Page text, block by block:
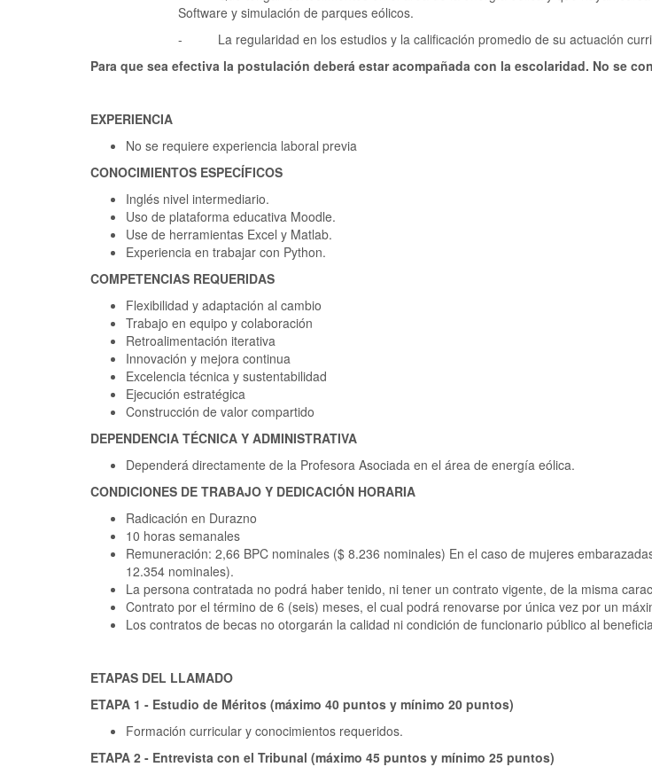
Software y simulación de parques eólicos.
- La regularidad en los estudios y la calificación promedio de su actuación
Para que sea efectiva la postulación deberá estar acompañada con la escolaridad. No se
EXPERIENCIA
No se requiere experiencia laboral previa
CONOCIMIENTOS ESPECÍFICOS
Inglés nivel intermediario.
Uso de plataforma educativa Moodle.
Use de herramientas Excel y Matlab.
Experiencia en trabajar con Python.
COMPETENCIAS REQUERIDAS
Flexibilidad y adaptación al cambio
Trabajo en equipo y colaboración
Retroalimentación iterativa
Innovación y mejora continua
Excelencia técnica y sustentabilidad
Ejecución estratégica
Construcción de valor compartido
DEPENDENCIA TÉCNICA Y ADMINISTRATIVA
Dependerá directamente de la Profesora Asociada en el área de energía eólica.
CONDICIONES DE TRABAJO Y DEDICACIÓN HORARIA
Radicación en Durazno
10 horas semanales
Remuneración: 2,66 BPC nominales ($ 8.236 nominales) En el caso de mujeres
12.354 nominales).
La persona contratada no podrá haber tenido, ni tener un contrato vigente, de la misma
Contrato por el término de 6 (seis) meses, el cual podrá renovarse por única vez por un
Los contratos de becas no otorgarán la calidad ni condición de funcionario público al
ETAPAS DEL LLAMADO
ETAPA 1 - Estudio de Méritos (máximo 40 puntos y mínimo 20 puntos)
Formación curricular y conocimientos requeridos.
ETAPA 2 - Entrevista con el Tribunal (máximo 45 puntos y mínimo 25 puntos)